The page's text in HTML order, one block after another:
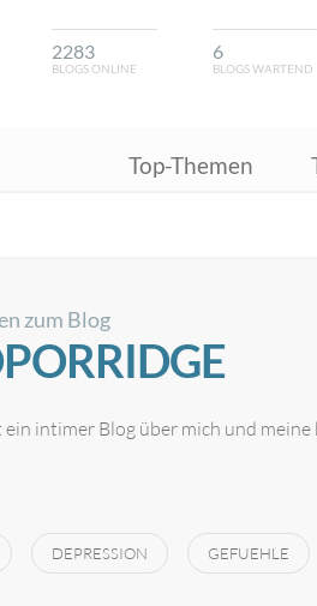
2283
BLOGS ONLINE
6
BLOGS WARTEND
Top-Themen
zum Blog
ein intimer Blog über mich und
DEPRESSION GEFUEHLE